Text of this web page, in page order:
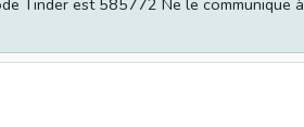
Tinder est 585772 Ne le communique